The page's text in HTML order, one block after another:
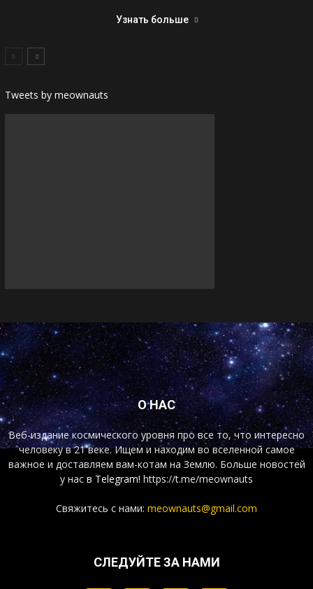
Узнать больше
Tweets by meownauts
О НАС
Веб-издание космического уровня про все то, что интересно
человеку в 21 веке. Ищем и находим во вселенной самое
важное и доставляем вам-котам на Землю. Больше новостей
у нас в Telegram! https://t.me/meownauts
Свяжитесь с нами: meownauts@gmail.com
СЛЕДУЙТЕ ЗА НАМИ